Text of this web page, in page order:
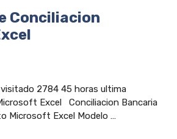
Conciliacion
visitado 2784 45 horas ultima
Excel Conciliacion Bancaria
Microsoft Excel Modelo …